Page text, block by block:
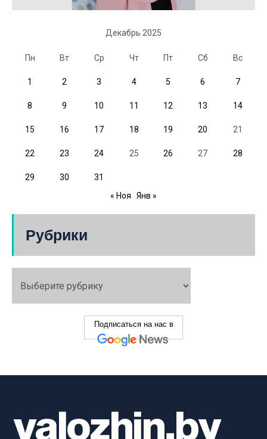
Декабрь 2025
Пн Вт Ср Чт Пт Сб Вс
1 2 3 4 5 6 7
8 9 10 11 12 13 14
15 16 17 18 19 20 21
22 23 24 25 26 27 28
29 30
31
« Ноя
Янв »
Рубрики
Подписаться на нас в